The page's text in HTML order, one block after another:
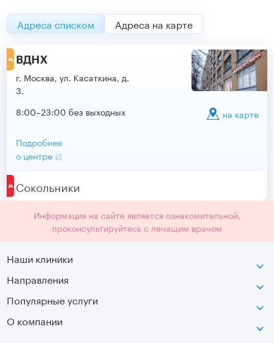
Адреса списком Адреса на карте
ВДНХ
г. Москва, ул. Касаткина, д.
3.
на карте
8:00–23:00 без выходных
Подробнее
о центре
Сокольники
Информация на сайте является ознакомительной,
проконсультируйтесь с лечащим врачом
Наши клиники
ВДНХ
г. Москва, ул. Стромынка, д. 11
Направления
Неврология
Ортопедия-травматология
Популярные услуги
МРТ
О компании